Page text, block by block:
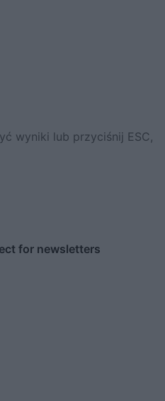
wyniki lub przyciśnij ESC,
for newsletters